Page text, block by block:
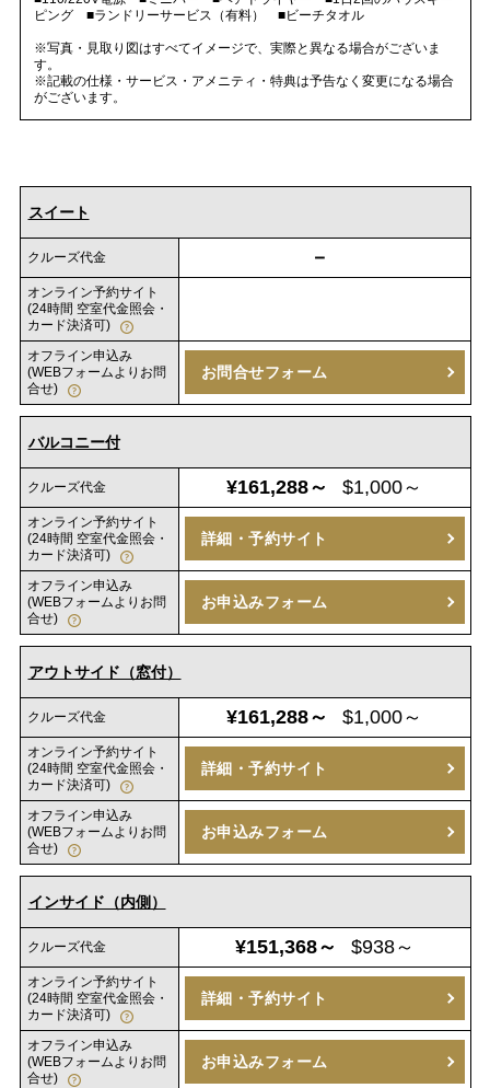
ピング ■ランドリーサービス（有料） ■ビーチタオル
※写真・見取り図はすべてイメージで、実際と異なる場合がございま
す。
※記載の仕様・サービス・アメニティ・特典は予告なく変更になる場合
がございます。
スイート
クルーズ代金 －
オンライン予約サイト
(24時間 空室代金照会・
カード決済可)
オフライン申込み
(WEBフォームよりお問
合せ)
お問合せフォーム
バルコニー付
クルーズ代金 ¥161,288～ $1,000～
オンライン予約サイト
(24時間 空室代金照会・
カード決済可)
詳細・予約サイト
オフライン申込み
(WEBフォームよりお問
合せ)
お申込みフォーム
アウトサイド（窓付）
クルーズ代金 ¥161,288～ $1,000～
オンライン予約サイト
(24時間 空室代金照会・
カード決済可)
詳細・予約サイト
オフライン申込み
(WEBフォームよりお問
合せ)
お申込みフォーム
インサイド（内側）
クルーズ代金 ¥151,368～ $938～
オンライン予約サイト
(24時間 空室代金照会・
カード決済可)
詳細・予約サイト
オフライン申込み
(WEBフォームよりお問
合せ)
お申込みフォーム